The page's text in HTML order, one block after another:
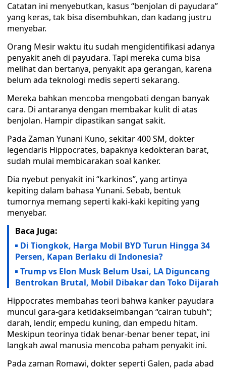
Catatan ini menyebutkan, kasus “benjolan di payudara”
yang keras, tak bisa disembuhkan, dan kadang justru
menyebar.
Orang Mesir waktu itu sudah mengidentifikasi adanya
penyakit aneh di payudara. Tapi mereka cuma bisa
melihat dan bertanya, penyakit apa gerangan, karena
belum ada teknologi medis seperti sekarang.
Mereka bahkan mencoba mengobati dengan banyak
cara. Di antaranya dengan membakar kulit di atas
benjolan. Hampir dipastikan sangat sakit.
Pada Zaman Yunani Kuno, sekitar 400 SM, dokter
legendaris Hippocrates, bapaknya kedokteran barat,
sudah mulai membicarakan soal kanker.
Dia nyebut penyakit ini “karkinos”, yang artinya
kepiting dalam bahasa Yunani. Sebab, bentuk
tumornya memang seperti kaki-kaki kepiting yang
menyebar.
Baca Juga:
Di Tiongkok, Harga Mobil BYD Turun Hingga 34
Persen, Kapan Berlaku di Indonesia?
Trump vs Elon Musk Belum Usai, LA Diguncang
Bentrokan Brutal, Mobil Dibakar dan Toko Dijarah
Hippocrates membahas teori bahwa kanker payudara
muncul gara-gara ketidakseimbangan “cairan tubuh”;
darah, lendir, empedu kuning, dan empedu hitam.
Meskipun teorinya tidak benar-benar bener tepat, ini
langkah awal manusia mencoba paham penyakit ini.
Pada zaman Romawi, dokter seperti Galen, pada abad